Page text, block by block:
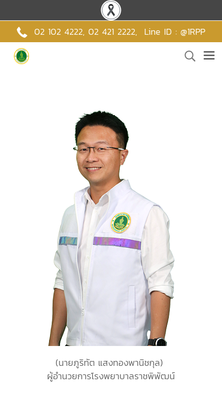
02 102 4222, 02 421 2222, Line ID : @1RPP
(นายภูริทัต แสงทองพานิชกุล)
ผู้อำนวยการโรงพยาบาลราชพิพัฒน์